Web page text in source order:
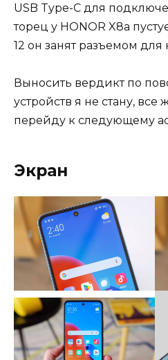
USB Type-C для
торец у HONOR X8a
12 он занят разъемом
Выносить вердикт по
устройств я не стану, все
перейду к следующему
Экран